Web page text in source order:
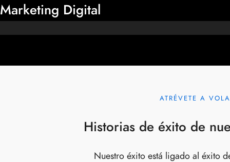
Marketing Digital
ATRÉVETE A
Historias de éxito de
Nuestro éxito está ligado al éxito